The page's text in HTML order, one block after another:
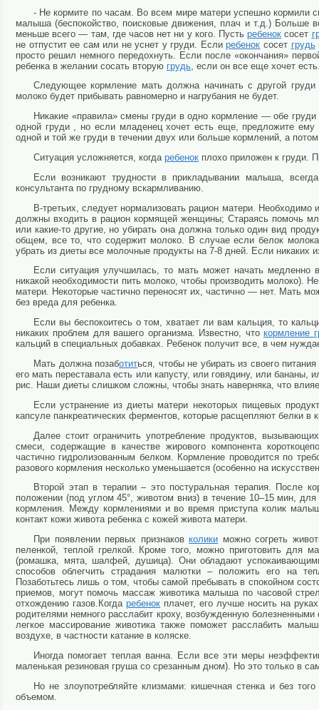
- Не кормите по часам. Во всем мире матери успешно кормили
малыша (беспокойство, поисковые движения, плач и т.д.) Больше
меньше всего — там, где часов нет ни у кого. Пустьребенок сосет
не отпустит ее сам или не уснет у груди. Еслиребенок сосет грудь
просто решил немного передохнуть. Если после «окончания»
ребенка в желании сосать вторую грудь , если он все еще хочет
Следующее кормление мать должна начинать c другой
молоко будет прибывать равномерно и нагрубания не будет.
Никакие «правила» смены груди в одно кормление — обе
одной груди , но если младенец хочет есть еще, предложите
одной и той же груди в течении двух или больше кормлений, а
Ситуация усложняется, когда ребенок плохо приложен к груди.
Если возникают трудности в прикладывании малыша,
консультанта по грудному вскармливанию.
В-третьих, следует нормализовать рацион матери.
должны входить в рацион кормящей женщины; Стараясь помочь
или какие-то другие, но убирать она должна только один вид
общем, все то, что содержит молоко. В случае если белок
убрать из диеты все молочные продукты на 7-8 дней. Если
Если ситуация улучшилась, то мать может начать
никакой необходимости пить молоко, чтобы производить молоко).
матери. Некоторые частично переносят их, частично — нет. Мать
без вреда для ребенка.
Если вы беспокоитесь о том, хватает ли вам кальция, то
никаких проблем для вашего организма. Известно, чтокормление
кальций в специальных добавках. Ребенок получит все, в чем
Мать должна позаботиться, чтобы не убирать из своего
его мать переставала есть или капусту, или говядину, или
рис. Наши диеты слишком сложны, чтобы знать наверняка, что
Если устранение из диеты матери некоторых пищевых
капсуле панкреатических ферментов, которые расщепляют белки в
Далее стоит ограничить употребление продуктов,
смеси, содержащие в качестве жирового компонента
частично гидролизованным белком. Кормление проводится по
разового кормления несколько уменьшается (особенно на
Второй этап в терапии – это постуральная терапия. После
положении (под углом 45°, животом вниз) в течение 10–15 мин,
кормления. Между кормлениями и во время приступа колик
контакт кожи живота ребенка с кожей живота матери.
При появлении первых признаковколики можно согреть
пеленкой, теплой грелкой. Кроме того, можно приготовить
(ромашка, мята, шалфей, душица). Они обладают
способов облегчить страдания малютки – положить его на
Позаботьтесь лишь о том, чтобы самой пребывать в спокойном
приемов, могут помочь массаж животика малыша по часовой
отхождению газов.Когдаребенок плачет, его лучше носить на
родителями немного расслабит кроху, возбужденную
легкое массирование животика также поможет расслабить
воздухе, в частности катание в коляске.
Иногда помогает теплая ванна. Если все эти меры
маленькая резиновая груша со срезанным дном). Но это только в
Но не злоупотребляйте клизмами: кишечная стенка и без
объемом.